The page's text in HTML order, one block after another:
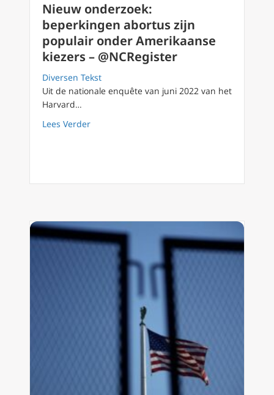
Nieuw onderzoek:
beperkingen abortus zijn
populair onder Amerikaanse
kiezers – @NCRegister
Diversen Tekst
Uit de nationale enquête van juni 2022 van het
Harvard…
Lees Verderabout Nieuw onderzoek: beperkingen